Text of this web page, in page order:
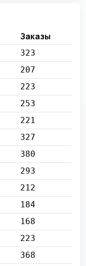
Заказы
323
207
223
253
221
327
380
293
212
184
168
223
368